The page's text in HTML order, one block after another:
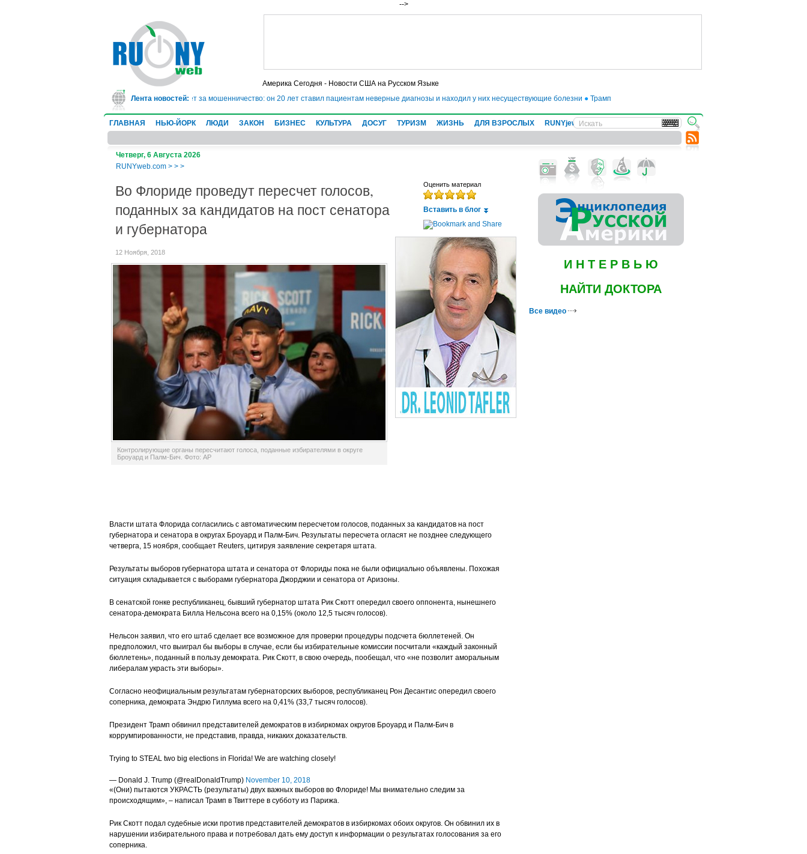
-->
Америка Сегодня - Новости США на Русском Языке
Лента новостей:
В Техасе врач-ревматолог сядет в тюрьму на 10 лет за мошенничество: он 20 лет ставил пациентам неверные диагнозы и находил у них несуществующие болезни● Трамп отложил введение 50-процентных пошлин на товары из
ГЛАВНАЯ НЬЮ-ЙОРК ЛЮДИ ЗАКОН БИЗНЕС КУЛЬТУРА ДОСУГ ТУРИЗМ ЖИЗНЬ ДЛЯ ВЗРОСЛЫХ RUNYjews ВЕСТИ ИЗ УКРАИНЫ
Четверг, 6 Августа 2026
RUNYweb.com > > >
Оценить материал
Вставить в блог
Во Флориде проведут пересчет голосов,
поданных за кандидатов на пост сенатора
и губернатора
12 Ноября, 2018
Контролирующие органы пересчитают голоса, поданные избирателями в округе
Броуард и Палм-Бич. Фото: AP
Власти штата Флорида согласились с автоматическим пересчетом голосов, поданных за кандидатов на пост
губернатора и сенатора в округах Броуард и Палм-Бич. Результаты пересчета огласят не позднее следующего
четверга, 15 ноября, сообщает Reuters, цитируя заявление секретаря штата.
Результаты выборов губернатора штата и сенатора от Флориды пока не были официально объявлены. Похожая
ситуация складывается с выборами губернатора Джорджии и сенатора от Аризоны.
В сенатской гонке республиканец, бывший губернатор штата Рик Скотт опередил своего оппонента, нынешнего
сенатора-демократа Билла Нельсона всего на 0,15% (около 12,5 тысяч голосов).
Нельсон заявил, что его штаб сделает все возможное для проверки процедуры подсчета бюллетеней. Он
предположил, что выиграл бы выборы в случае, если бы избирательные комиссии посчитали «каждый законный
бюллетень», поданный в пользу демократа. Рик Скотт, в свою очередь, пообещал, что «не позволит аморальным
либералам украсть эти выборы».
Согласно неофициальным результатам губернаторских выборов, республиканец Рон Десантис опередил своего
соперника, демократа Эндрю Гиллума всего на 0,41% (33,7 тысяч голосов).
Президент Трамп обвинил представителей демократов в избиркомах округов Броуард и Палм-Бич в
коррумпированности, не представив, правда, никаких доказательств.
Trying to STEAL two big elections in Florida! We are watching closely!
— Donald J. Trump (@realDonaldTrump) November 10, 2018
«(Они) пытаются УКРАСТЬ (результаты) двух важных выборов во Флориде! Мы внимательно следим за
происходящим», – написал Трамп в Твиттере в субботу из Парижа.
Рик Скотт подал судебные иски против представителей демократов в избиркомах обоих округов. Он обвинил их в
нарушении избирательного права и потребовал дать ему доступ к информации о результатах голосования за его
соперника.
И Н Т Е Р В Ь Ю
НАЙТИ ДОКТОРА
Все видео